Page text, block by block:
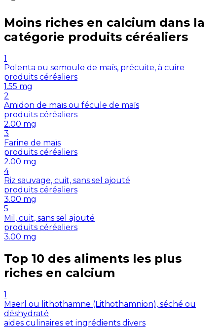
Moins riches en calcium dans la
catégorie produits céréaliers
1
Polenta ou semoule de maïs, précuite, à cuire
produits céréaliers
1.55 mg
2
Amidon de maïs ou fécule de maïs
produits céréaliers
2.00 mg
3
Farine de maïs
produits céréaliers
2.00 mg
4
Riz sauvage, cuit, sans sel ajouté
produits céréaliers
3.00 mg
5
Mil, cuit, sans sel ajouté
produits céréaliers
3.00 mg
Top 10 des aliments les plus
riches en calcium
1
Maërl ou lithothamne (Lithothamnion), séché ou
déshydraté
aides culinaires et ingrédients divers